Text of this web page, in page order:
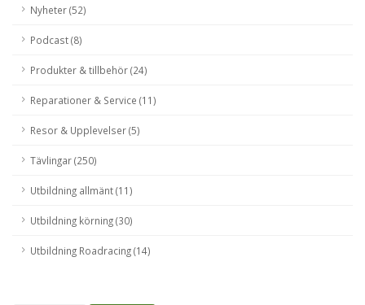
Nyheter (52)
Podcast (8)
Produkter & tillbehör (24)
Reparationer & Service (11)
Resor & Upplevelser (5)
Tävlingar (250)
Utbildning allmänt (11)
Utbildning körning (30)
Utbildning Roadracing (14)